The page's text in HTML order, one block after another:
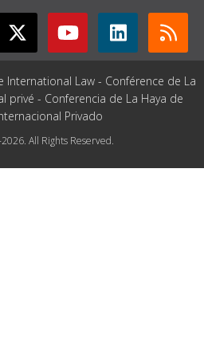
International Law - Conférence de La
privé - Conferencia de La Haya de
Privado
All Rights Reserved.